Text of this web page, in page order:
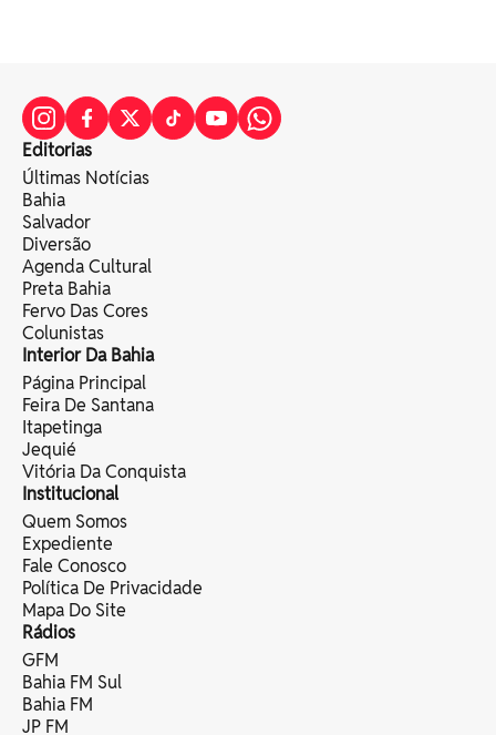
Editorias
Últimas Notícias
Bahia
Salvador
Diversão
Agenda Cultural
Preta Bahia
Fervo Das Cores
Colunistas
Interior Da Bahia
Página Principal
Feira De Santana
Itapetinga
Jequié
Vitória Da Conquista
Institucional
Quem Somos
Expediente
Fale Conosco
Política De Privacidade
Mapa Do Site
Rádios
GFM
Bahia FM Sul
Bahia FM
JP FM